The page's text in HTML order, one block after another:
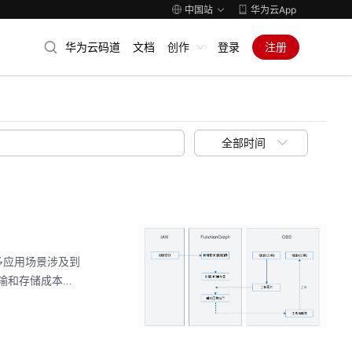
中国站 华为云App
华为云码道 文档 创作 登录 注册
全部时间
用场景涉及到
和存储成本...